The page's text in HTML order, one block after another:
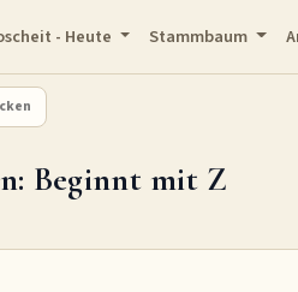
- Heute Stammbaum
Beginnt mit Z